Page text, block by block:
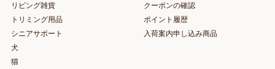
リビング雑貨
トリミング用品
シニアサポート
犬
猫
クーポンの確認
ポイント履歴
入荷案内申し込み商品